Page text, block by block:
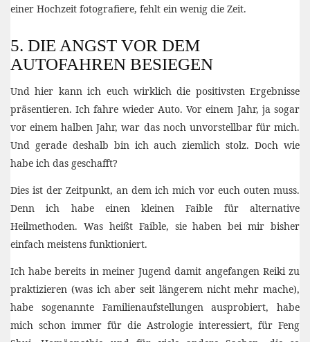
einer Hochzeit fotografiere, fehlt ein wenig die Zeit.
5. DIE ANGST VOR DEM
AUTOFAHREN BESIEGEN
Und hier kann ich euch wirklich die positivsten Ergebnisse
präsentieren. Ich fahre wieder Auto. Vor einem Jahr, ja sogar
vor einem halben Jahr, war das noch unvorstellbar für mich.
Und gerade deshalb bin ich auch ziemlich stolz. Doch wie
habe ich das geschafft?
Dies ist der Zeitpunkt, an dem ich mich vor euch outen muss.
Denn ich habe einen kleinen Faible für alternative
Heilmethoden. Was heißt Faible, sie haben bei mir bisher
einfach meistens funktioniert.
Ich habe bereits in meiner Jugend damit angefangen Reiki zu
praktizieren (was ich aber seit längerem nicht mehr mache),
habe sogenannte Familienaufstellungen ausprobiert, habe
mich schon immer für die Astrologie interessiert, für Feng